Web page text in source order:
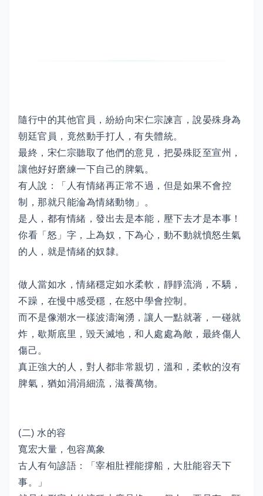
隨行中的其他官員，紛紛向宋仁宗諫言，說晏殊身為
朝廷官員，竟然動手打人，有失體統。
最終，宋仁宗聽取了他們的意見，把晏殊貶至宣州，
讓他好好磨練一下自己的脾氣。
有人說：「人有情緒再正常不過，但是如果不會控
制，那就只能淪為情緒動物」。
是人，都有情緒，發出去是本能，壓下去才是本事！
你看「怒」字，上為奴，下為心，動不動就憤怒生氣
的人，就是情緒的奴隸。
做人當如水，情緒穩定如水柔軟，靜靜流淌，不驕，
不躁，在慢中感受穩，在怒中學會控制。
而不是像潮水一樣波濤洶湧，讓人一點就著，一碰就
炸，歇斯底里，毀天滅地，和人處處為敵，最終傷人
傷己。
真正強大的人，對人都非常親切，溫和，柔軟的沒有
脾氣，猶如涓涓細流，滋養萬物。
(二) 水的容
寬宏大量，包容萬象
古人有句諺語：「宰相肚裡能撐船，大肚能容天下
事。」